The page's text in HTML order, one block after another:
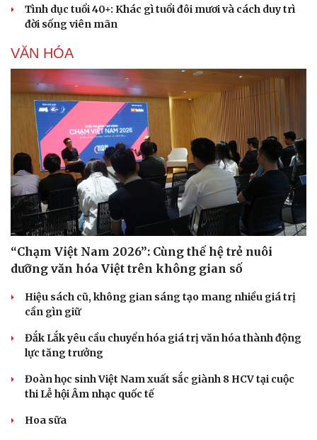
Nhi khoa
Nam khoa
Làm đẹp - giảm cân
Phòng mạch online
Ăn sạch sống khỏe
Tình dục tuổi 40+: Khác gì tuổi đôi mươi và cách duy trì
đời sống viên mãn
VĂN HÓA
“Chạm Việt Nam 2026”: Cùng thế hệ trẻ nuôi
dưỡng văn hóa Việt trên không gian số
Hiệu sách cũ, không gian sáng tạo mang nhiều giá trị
cần gìn giữ
Đắk Lắk yêu cầu chuyển hóa giá trị văn hóa thành động
lực tăng trưởng
Đoàn học sinh Việt Nam xuất sắc giành 8 HCV tại cuộc
thi Lễ hội Âm nhạc quốc tế
Hoa sữa